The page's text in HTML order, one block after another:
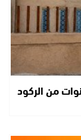
من الركود